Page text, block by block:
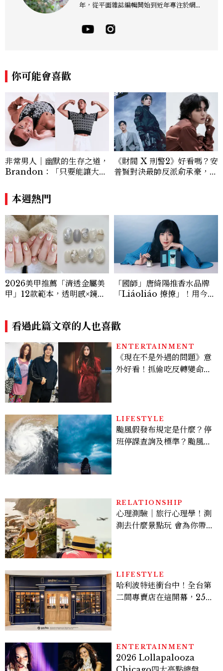
年，從平面雜誌編輯開始到近年專注於網路
耕彩妝、保養、香氛、頭髮...等與美有關的
面向。擅長以細膩敏銳的觀察力，深入報導
你可能會喜歡
非常男人｜幽默的生存之道，
Brandon：「只要能讓大家
讓敵人成為朋友。」
《財閥 X 刑警2》好看嗎？安
普賢對決最帥反派俞承豪，鄭
本週熱門
2026美甲推薦「清透金屬美
甲」12款範本，透明感×鏡面
「國師」唐綺陽推香水品牌
「Liáoliáo 撩撩」！用今天
看過此篇文章的人也喜歡
ENTERTAINMENT
《現在不是外遇的問題》意
外好看！抓偷吃反轉變命
看點懶人包
LIFESTYLE
颱風假發布規定是什麼？停
班停課查詢及標準？颱風假
RELATIONSHIP
心理測驗｜旅行心理學！測
測去什麼景點玩 會為你帶來
LIFESTYLE
哈利波特迷衝台中！全台第
二間專賣店在這開幕，25週
ENTERTAINMENT
2026 Lollapalooza